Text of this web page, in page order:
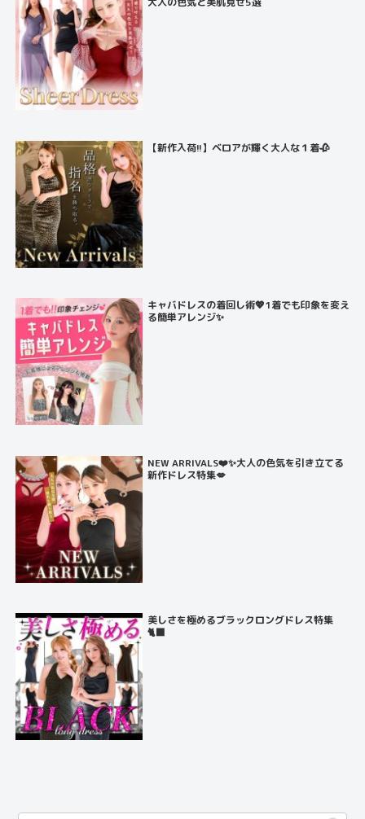
【新作入荷!!】ベロアが輝く大人な１着🥀
キャバドレスの着回し術💖1着でも印象を変え
る簡単アレンジ✨
NEW ARRIVALS❤️✨大人の色気を引き立てる
新作ドレス特集💋
美しさを極めるブラックロングドレス特集
🐈‍⬛